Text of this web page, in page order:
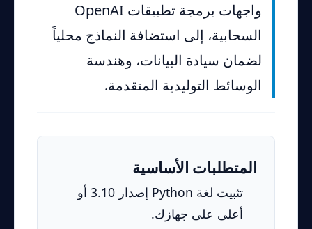
واجهات برمجة تطبيقات OpenAI
السحابية، إلى استضافة النماذج محلياً
لضمان سيادة البيانات، وهندسة
الوسائط التوليدية المتقدمة.
المتطلبات الأساسية
تثبيت لغة Python إصدار 3.10 أو
أعلى على جهازك.